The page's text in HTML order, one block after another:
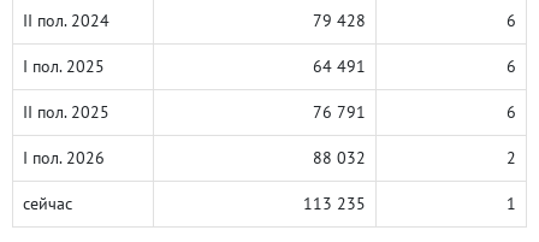
II пол. 2024 79 428 6
I пол. 2025 64 491 6
II пол. 2025 76 791 6
I пол. 2026 88 032 2
сейчас 113 235 1